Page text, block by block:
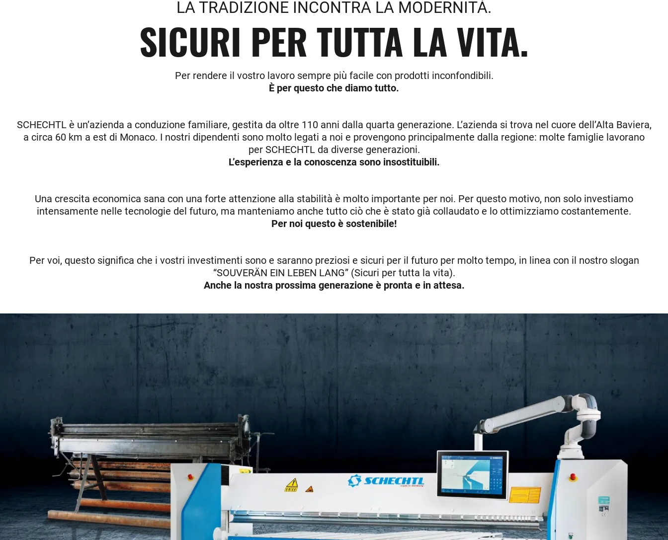
LA TRADIZIONE INCONTRA LA MODERNITÀ.
SICURI PER TUTTA LA VITA.
Per rendere il vostro lavoro sempre più facile con prodotti inconfondibili.
È per questo che diamo tutto.
SCHECHTL è un’azienda a conduzione familiare, gestita da oltre 110 anni dalla quarta generazione. L’azienda si trova nel cuore dell’Alta Baviera,
a circa 60 km a est di Monaco. I nostri dipendenti sono molto legati a noi e provengono principalmente dalla regione: molte famiglie lavorano
per SCHECHTL da diverse generazioni.
L’esperienza e la conoscenza sono insostituibili.
Una crescita economica sana con una forte attenzione alla stabilità è molto importante per noi. Per questo motivo, non solo investiamo
intensamente nelle tecnologie del futuro, ma manteniamo anche tutto ciò che è stato già collaudato e lo ottimizziamo costantemente.
Per noi questo è sostenibile!
Per voi, questo significa che i vostri investimenti sono e saranno preziosi e sicuri per il futuro per molto tempo, in linea con il nostro slogan
“SOUVERÄN EIN LEBEN LANG” (Sicuri per tutta la vita).
Anche la nostra prossima generazione è pronta e in attesa.